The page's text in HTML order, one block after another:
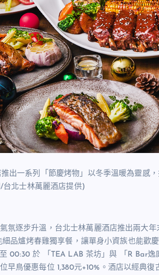
出一系列「節慶烤物」以冬季溫暖為靈感
/台北士林萬麗酒店提供)
逐步升溫，台北士林萬麗酒店推出兩大年
細品爐烤春雞獨享餐，讓單身小資族也能歡
至 00:30 於 「 TEA LAB 茶坊」與 「 R Bar逸
早鳥優惠每位 1,380元+10% 。酒店以經典